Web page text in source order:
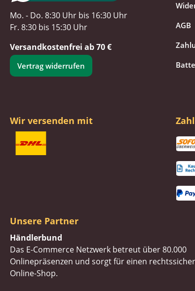
Mo. - Do. 8:30 Uhr bis 16:30 Uhr
Fr. 8:30 bis 15:30 Uhr
Versandkostenfrei ab 70 €
Vertrag widerrufen
AGB
Wir versenden mit
Unsere Partner
Händlerbund
Das E-Commerce Netzwerk betreut über 80.000
Onlinepräsenzen und sorgt für einen
Online-Shop.